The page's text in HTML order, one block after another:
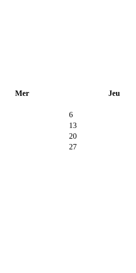
Mer Jeu
6
13
20
27